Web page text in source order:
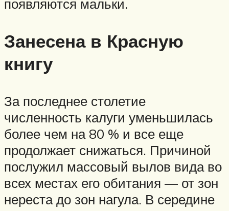
появляются мальки.
Занесена в Красную
книгу
За последнее столетие
численность калуги уменьшилась
более чем на 80 % и все еще
продолжает снижаться. Причиной
послужил массовый вылов вида во
всех местах его обитания — от зон
нереста до зон нагула. В середине